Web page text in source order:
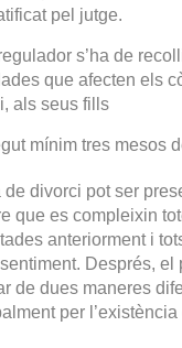
pel jutge.
s’ha de
que afecten els
als seus fills
mínim tres mesos
divorci pot ser
que es compleixin
anteriorment i
Després, el
de dues maneres
per